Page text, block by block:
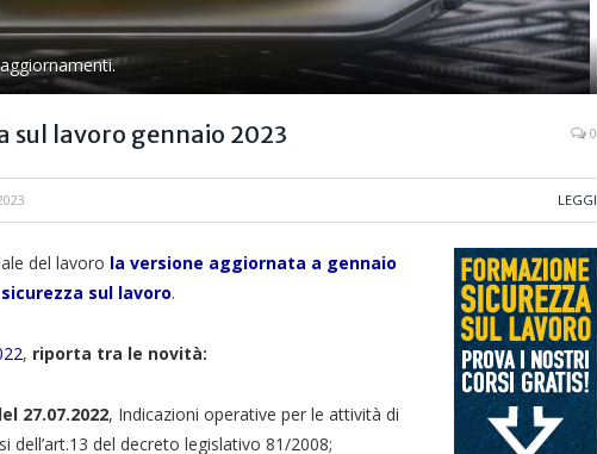
sul lavoro gennaio 2023 0
LEGGI
del lavoro la versione aggiornata a gennaio
sul lavoro.
, riporta tra le novità:
27.07.2022, Indicazioni operative per le attività di
dell’art.13 del decreto legislativo 81/2008;